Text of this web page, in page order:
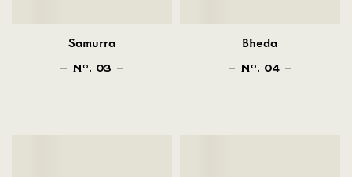
Samurra
NO . 03
Bheda
NO . 04